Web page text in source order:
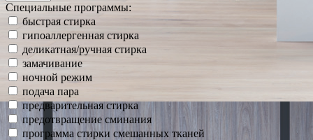
Специальные программы:
быстрая стирка
гипоаллергенная стирка
деликатная/ручная стирка
замачивание
ночной режим
подача пара
предварительная стирка
предотвращение сминания
программа стирки смешанных тканей